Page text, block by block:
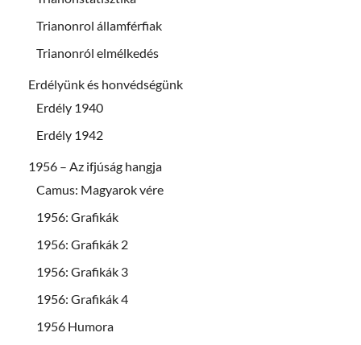
Trianonrol államférfiak
Trianonról elmélkedés
Erdélyünk és honvédségünk
Erdély 1940
Erdély 1942
1956 – Az ifjúság hangja
Camus: Magyarok vére
1956: Grafikák
1956: Grafikák 2
1956: Grafikák 3
1956: Grafikák 4
1956 Humora